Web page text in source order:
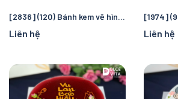
[2836] (120) Bánh kem vẽ hình gia đình – Biến tấu thành các con vật theo tuổi từng người
Liên hệ Liên hệ